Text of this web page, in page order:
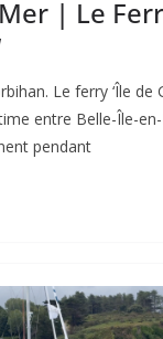
| Le
Le ferry ‘Île de
entre Belle-Île-
pendant